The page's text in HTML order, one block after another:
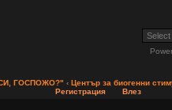
ГОСПОЖО?" ‹ Център за биогенни
Регистрация
Влез